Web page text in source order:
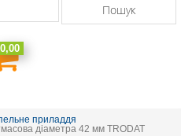
Пошук
0,00
приладдя
діаметра 42 мм TRODAT